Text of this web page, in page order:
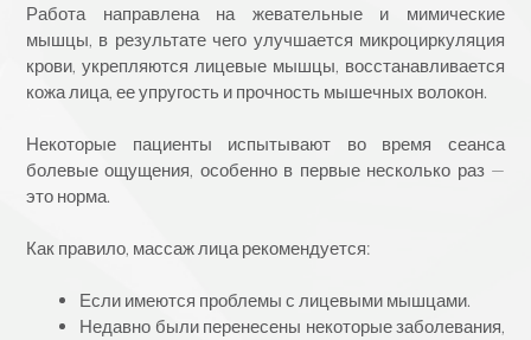
Работа направлена на жевательные и мимические
мышцы, в результате чего улучшается микроциркуляция
крови, укрепляются лицевые мышцы, восстанавливается
кожа лица, ее упругость и прочность мышечных волокон.
Некоторые пациенты испытывают во время сеанса
болевые ощущения, особенно в первые несколько раз —
это норма.
Как правило, массаж лица рекомендуется:
Если имеются проблемы с лицевыми мышцами.
Недавно были перенесены некоторые заболевания,